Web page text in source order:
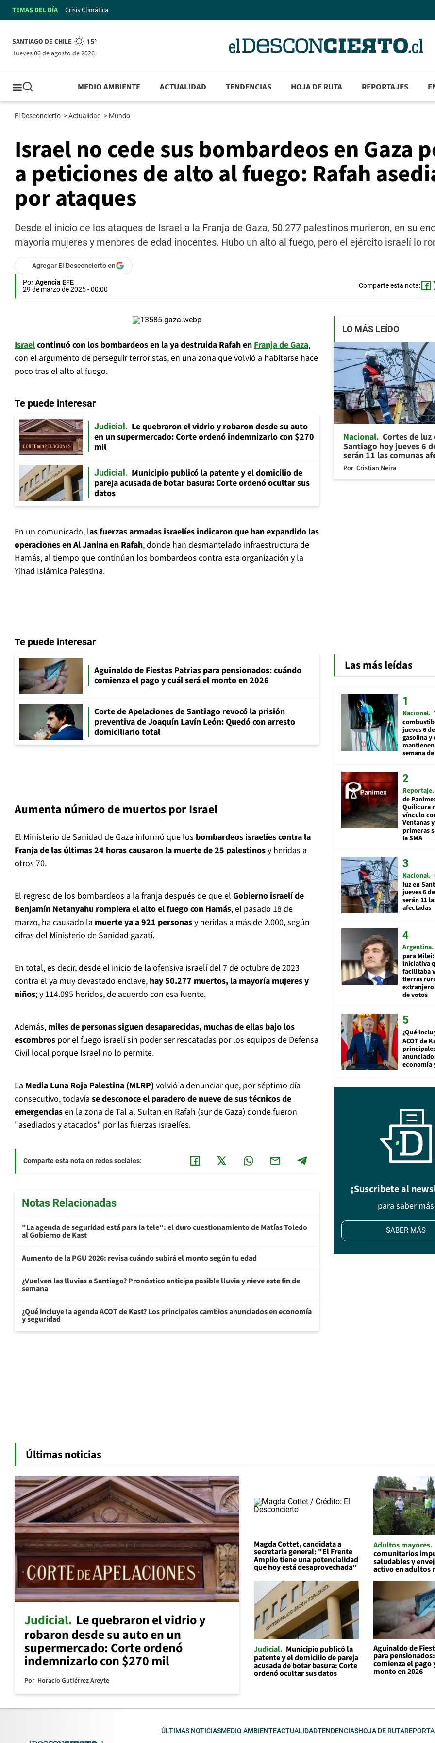
TEMAS DEL DÍA Crisis Climática
SANTIAGO DE CHILE 15°
jueves 06 de agosto de 2026
MEDIO AMBIENTE ACTUALIDAD TENDENCIAS HOJA DE RUTA REPORTAJES
El Desconcierto >Actualidad > Mundo
Israel no cede sus bombardeos en Gaza
a peticiones de alto al fuego: Rafah
por ataques
Desde el inicio de los ataques de Israel a la Franja de Gaza, 50.277 palestinos murieron, en su
mayoría mujeres y menores de edad inocentes. Hubo un alto al fuego, pero el ejército israelí lo
Agregar El Desconcierto en
Por Agencia EFE
29 de marzo de 2025 - 00:00
Comparte esta nota:
Israelcontinuó con los bombardeos en la ya destruida Rafah enFranja de Gaza,
con el argumento de perseguir terroristas, en una zona que volvió a habitarse hace
poco tras el alto al fuego.
Te puede interesar
Judicial
Le quebraron el vidrio y robaron desde su auto
en un supermercado: Corte ordenó indemnizarlo con $270
mil
Judicial
Municipio publicó la patente y el domicilio de
pareja acusada de botar basura: Corte ordenó ocultar sus
datos
En un comunicado, las fuerzas armadas israelíes indicaron que han expandido las
operaciones en Al Janina en Rafah, donde han desmantelado infraestructura de
Hamás, al tiempo que continúan los bombardeos contra esta organización y la
Yihad Islámica Palestina.
Te puede interesar
Aguinaldo de Fiestas Patrias para pensionados: cuándo
comienza el pago y cuál será el monto en 2026
Corte de Apelaciones de Santiago revocó la prisión
preventiva de Joaquín Lavín León: Quedó con arresto
domiciliario total
Aumenta número de muertos por Israel
El Ministerio de Sanidad de Gaza informó que los bombardeos israelíes contra la
Franja de las últimas 24 horas causaron la muerte de 25 palestinosy heridas a
otros 70.
El regreso de los bombardeos a la franja después de que el Gobierno israelí de
Benjamín Netanyahu rompiera el alto el fuego con Hamás, el pasado 18 de
marzo, ha causado la muerte ya a 921 personasy heridas a más de 2.000, según
cifras del Ministerio de Sanidad gazatí.
En total, es decir, desde el inicio de la ofensiva israelí del 7 de octubre de 2023
contra el ya muy devastado enclave, hay 50.277 muertos, la mayoría mujeres y
niños; y 114.095 heridos, de acuerdo con esa fuente.
Además, miles de personas siguen desaparecidas, muchas de ellas bajo los
escombros por el fuego israelí sin poder ser rescatadas por los equipos de Defensa
Civil local porque Israel no lo permite.
La Media Luna Roja Palestina (MLRP) volvió a denunciar que, por séptimo día
consecutivo, todavía se desconoce el paradero de nueve de sus técnicos de
emergenciasen la zona de Tal al Sultan en Rafah (sur de Gaza) donde fueron
"asediados y atacados" por las fuerzas israelíes.
Comparte esta nota en redes sociales:
Notas Relacionadas
"La agenda de seguridad está para la tele": el duro cuestionamiento de Matías Toledo
al Gobierno de Kast
Aumento de la PGU 2026: revisa cuándo subirá el monto según tu edad
¿Vuelven las lluvias a Santiago? Pronóstico anticipa posible lluvia y nieve este fin de
semana
¿Qué incluye la agenda ACOT de Kast? Los principales cambios anunciados en economía
y seguridad
LO MÁS LEÍDO
Nacional Cortes de luz
Santiago hoy jueves 6
serán 11 las comunas
Por Cristian Neira
Las más leídas
Nacional
jueves 6
gasolina y
semana
Reportaje
de
Quilicura
vínculo
Ventanas
primeras
la SMA
Nacional
luz en
jueves 6
serán 11
afectadas
Argentina
para
iniciativa
facilitaba
tierras
de votos
¿Qué
ACOT de
economía
¡Suscribete al
para saber más
SABER MÁS
Últimas noticias
Judicial Le quebraron el vidrio y
robaron desde su auto en un
supermercado: Corte ordenó
indemnizarlo con $270 mil
Por Horacio Gutiérrez Areyte
Magda Cottet, candidata a
secretaria general: "El Frente
Amplio tiene una potencialidad
que hoy está desaprovechada"
Adultos mayores
comunitarios
saludables y
activo en adultos
Judicial
Municipio publicó la
patente y el domicilio de pareja
acusada de botar basura: Corte
ordenó ocultar sus datos
Aguinaldo de
para
comienza el pago
monto en 2026
ÚLTIMAS NOTICIASMEDIO AMBIENTEACTUALIDADTENDENCIASHOJA DE RUTA